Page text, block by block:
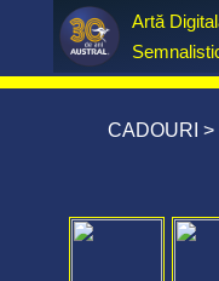
Artă
CADOURI >